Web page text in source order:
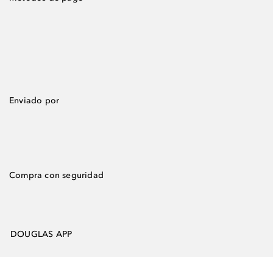
Enviado por
Compra con seguridad
DOUGLAS APP